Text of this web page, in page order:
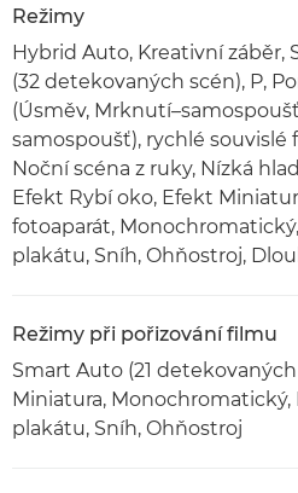
Režimy
Hybrid Auto, Kreativní záběr,
(32 detekovaných scén), P,
(Úsměv,
samospoušť), rychlé souvislé
Noční scéna z ruky, Nízká
Efekt Rybí oko, Efekt
fotoaparát,
plakátu, Sníh, Ohňostroj,
Režimy při pořizování filmu
Smart Auto (21
Miniatura, Monochromatický,
plakátu, Sníh, Ohňostroj